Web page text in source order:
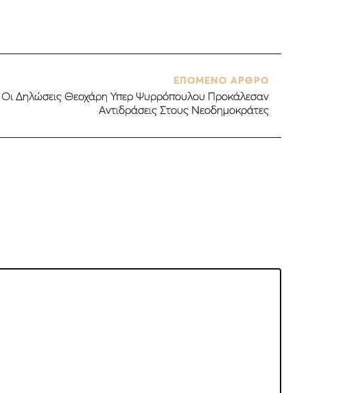
ΕΠΟΜΕΝΟ ΑΡΘΡΟ
Οι Δηλώσεις Θεοχάρη Υπερ Ψυρρόπουλου Προκάλεσαν
Αντιδράσεις Στους Νεοδημοκράτες